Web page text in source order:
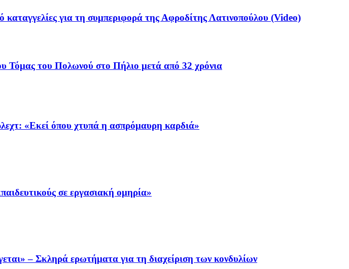
για τη συμπεριφορά της Αφροδίτης Λατινοπούλου (Video)
Τόμας του Πολωνού στο Πήλιο μετά από 32 χρόνια
«Εκεί όπου χτυπά η ασπρόμαυρη καρδιά»
σε εργασιακή ομηρία»
– Σκληρά ερωτήματα για τη διαχείριση των κονδυλίων